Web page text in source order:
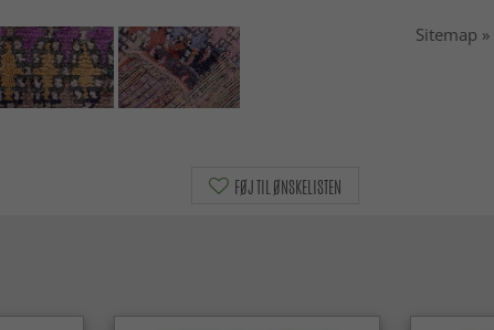
Sitemap »
FØJ TIL ØNSKELISTEN